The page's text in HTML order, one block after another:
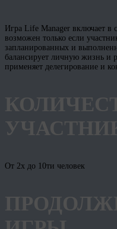
Игра Life Manager включает в
возможен только если
запланированных и
балансирует личную жизнь и
применяет делегирование и
От 2х до 10ти человек